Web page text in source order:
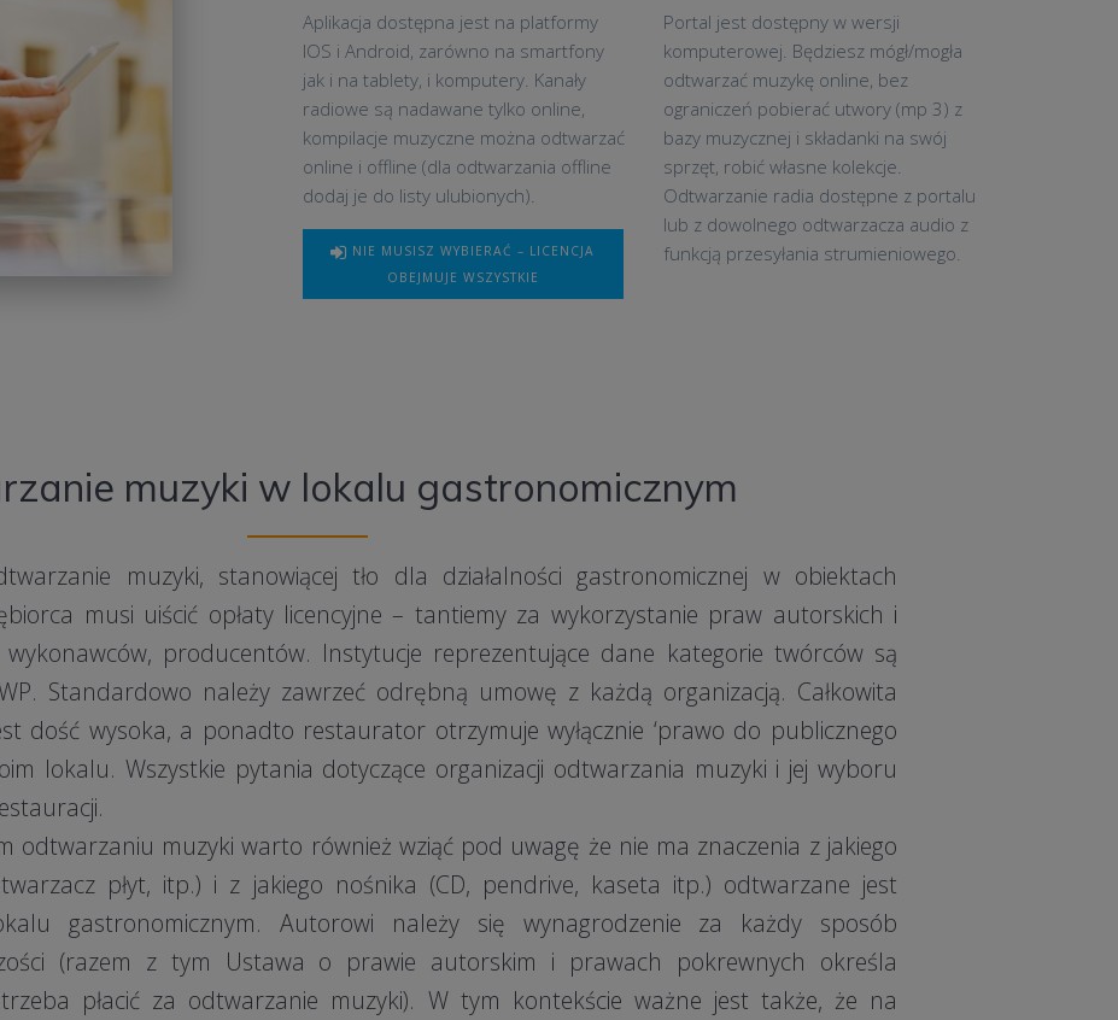
Aplikacja dostępna jest na platformy
IOS i Android, zarówno na smartfony
jak i na tablety, i komputery. Kanały
radiowe są nadawane tylko online,
kompilacje muzyczne można odtwarzać
online i offline (dla odtwarzania offline
dodaj je do listy ulubionych).
NIE MUSISZ WYBIERAĆ – LICENCJA
OBEJMUJE WSZYSTKIE
Portal jest dostępny w wersji
komputerowej. Będziesz mógł/mogła
odtwarzać muzykę online, bez
ograniczeń pobierać utwory (mp 3) z
bazy muzycznej i składanki na swój
sprzęt, robić własne kolekcje.
Odtwarzanie radia dostępne z portalu
lub z dowolnego odtwarzacza audio z
funkcją przesyłania strumieniowego.
muzyki w lokalu gastronomicznym
muzyki, stanowiącej tło dla działalności gastronomicznej w obiektach
musi uiścić opłaty licencyjne – tantiemy za wykorzystanie praw autorskich i
producentów. Instytucje reprezentujące dane kategorie twórców są
Standardowo należy zawrzeć odrębną umowę z każdą organizacją. Całkowita
dość wysoka, a ponadto restaurator otrzymuje wyłącznie ‘prawo do publicznego
lokalu. Wszystkie pytania dotyczące organizacji odtwarzania muzyki i jej wyboru
odtwarzaniu muzyki warto również wziąć pod uwagę że nie ma znaczenia z jakiego
płyt, itp.) i z jakiego nośnika (CD, pendrive, kaseta itp.) odtwarzane jest
gastronomicznym. Autorowi należy się wynagrodzenie za każdy sposób
(razem z tym Ustawa o prawie autorskim i prawach pokrewnych określa
płacić za odtwarzanie muzyki). W tym kontekście ważne jest także, że na